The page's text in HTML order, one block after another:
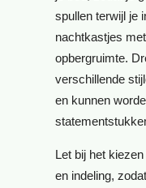
spullen terwijl je
nachtkastjes
opbergruimte.
verschillende
en kunnen
Let bij het
en indeling,